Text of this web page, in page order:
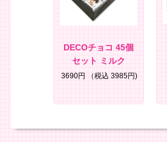
DECOチョコ 45個
セット ミルク
3690円 （税込 3985円)